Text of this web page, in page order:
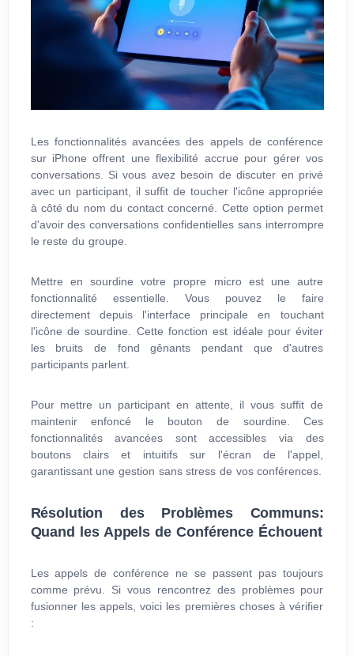
Les fonctionnalités avancées des appels de conférence
sur iPhone offrent une flexibilité accrue pour gérer vos
conversations. Si vous avez besoin de discuter en privé
avec un participant, il suffit de toucher l'icône appropriée
à côté du nom du contact concerné. Cette option permet
d'avoir des conversations confidentielles sans interrompre
le reste du groupe.
Mettre en sourdine votre propre micro est une autre
fonctionnalité essentielle. Vous pouvez le faire
directement depuis l'interface principale en touchant
l'icône de sourdine. Cette fonction est idéale pour éviter
les bruits de fond gênants pendant que d'autres
participants parlent.
Pour mettre un participant en attente, il vous suffit de
maintenir enfoncé le bouton de sourdine. Ces
fonctionnalités avancées sont accessibles via des
boutons clairs et intuitifs sur l'écran de l'appel,
garantissant une gestion sans stress de vos conférences.
Résolution des Problèmes Communs:
Quand les Appels de Conférence Échouent
Les appels de conférence ne se passent pas toujours
comme prévu. Si vous rencontrez des problèmes pour
fusionner les appels, voici les premières choses à vérifier
: